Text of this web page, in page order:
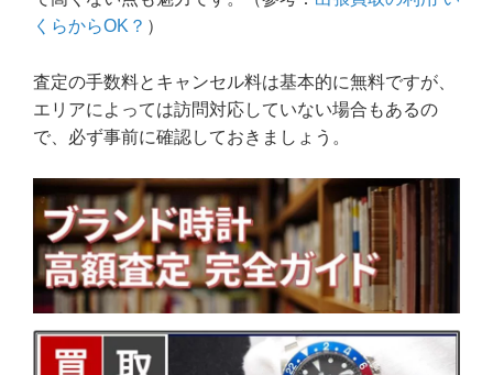
くらからOK？ ）
査定の手数料とキャンセル料は基本的に無料ですが、
エリアによっては訪問対応していない場合もあるの
で、必ず事前に確認しておきましょう。